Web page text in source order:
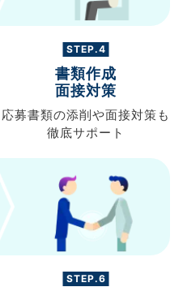
STEP.4
書類作成
面接対策
応募書類の添削や面接対策も
徹底サポート
STEP.6